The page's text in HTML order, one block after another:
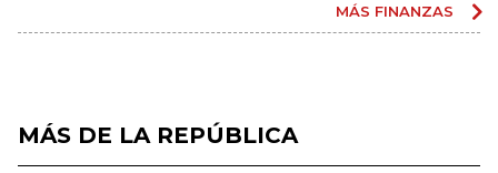
MÁS FINANZAS
MÁS DE LA REPÚBLICA